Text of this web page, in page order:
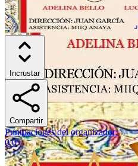
Incrustar
Compartir
Puntuaciones del organizador:
0.0